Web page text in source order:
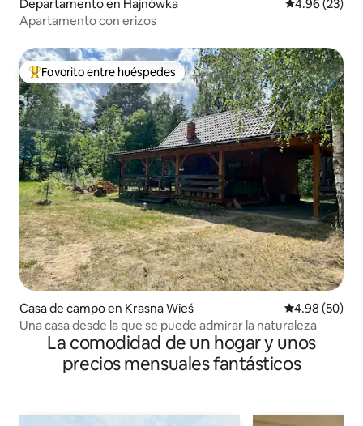
Departamento en Hajnówka Calificación
4.96 (23)
Apartamento con erizos
De los mejores en Favorito entre huéspedes
Favorito entre huéspedes
Casa de campo en Krasna Wieś Calificación
4.98 (50)
Una casa desde la que se puede admirar la naturaleza
La comodidad de un hogar y unos
precios mensuales fantásticos